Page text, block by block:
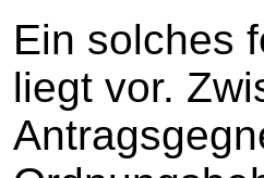
Ein solches
liegt vor.